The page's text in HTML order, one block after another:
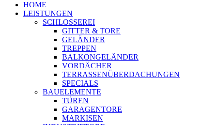
HOME
LEISTUNGEN
SCHLOSSEREI
GITTER & TORE
GELÄNDER
TREPPEN
BALKONGELÄNDER
VORDÄCHER
TERRASSENÜBERDACHUNGEN
SPECIALS
BAUELEMENTE
TÜREN
GARAGENTORE
MARKISEN